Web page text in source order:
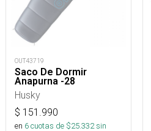
OUT43719
Saco De Dormir
Anapurna -28
Husky
$ 151.990
en 6cuotas de $25.332sin